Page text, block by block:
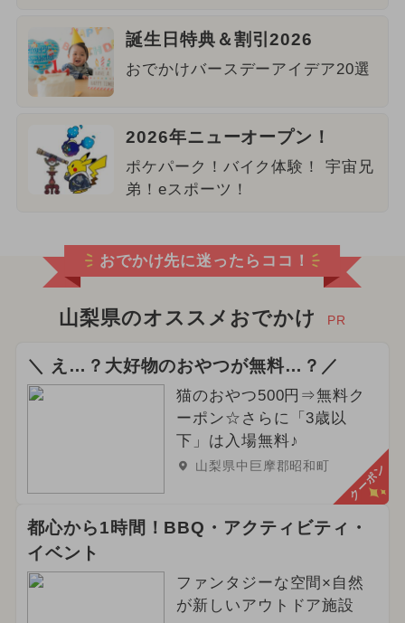
誕生日特典＆割引2026
おでかけバースデーアイデア20選
2026年ニューオープン！
ポケパーク！バイク体験！ 宇宙兄
弟！eスポーツ！
おでかけ先に迷ったらココ！
山梨県のオススメおでかけ PR
＼ え…？大好物のおやつが無料…？／
猫のおやつ500円⇒無料ク
ーポン☆さらに「3歳以
下」は入場無料♪
山梨県中巨摩郡昭和町 クーポン
都心から1時間！BBQ・アクティビティ・
イベント
ファンタジーな空間×自然
が新しいアウトドア施設